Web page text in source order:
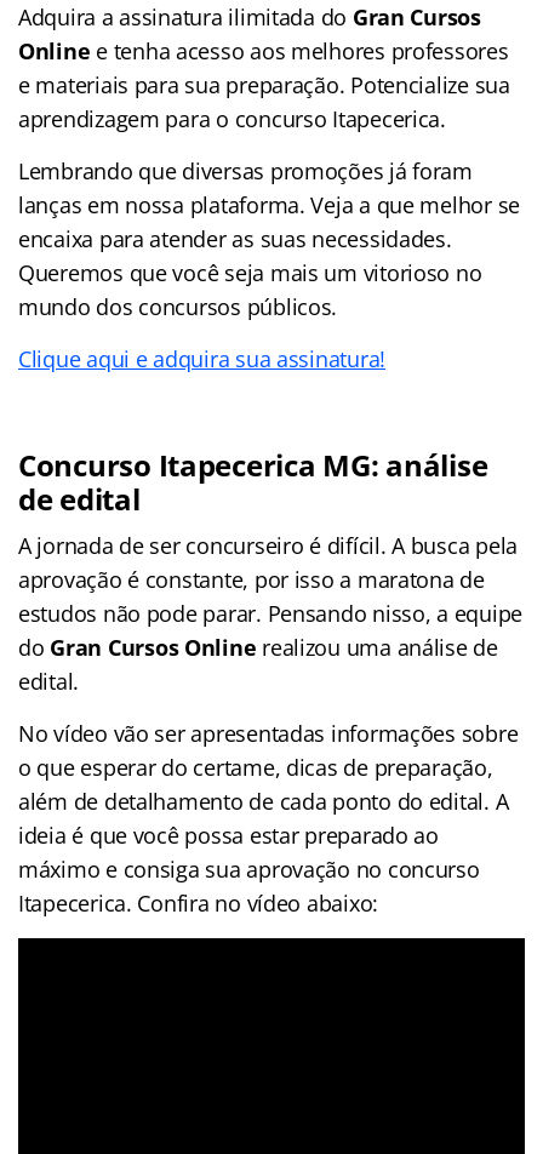
Adquira a assinatura ilimitada do Gran Cursos
Online e tenha acesso aos melhores professores
e materiais para sua preparação. Potencialize sua
aprendizagem para o concurso Itapecerica.
Lembrando que diversas promoções já foram
lanças em nossa plataforma. Veja a que melhor se
encaixa para atender as suas necessidades.
Queremos que você seja mais um vitorioso no
mundo dos concursos públicos.
Clique aqui e adquira sua assinatura!
Concurso Itapecerica MG: análise
de edital
A jornada de ser concurseiro é difícil. A busca pela
aprovação é constante, por isso a maratona de
estudos não pode parar. Pensando nisso, a equipe
do Gran Cursos Online realizou uma análise de
edital.
No vídeo vão ser apresentadas informações sobre
o que esperar do certame, dicas de preparação,
além de detalhamento de cada ponto do edital. A
ideia é que você possa estar preparado ao
máximo e consiga sua aprovação no concurso
Itapecerica. Confira no vídeo abaixo: